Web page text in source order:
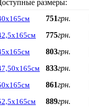
размеры:
751грн.
775грн.
803грн.
833грн.
861грн.
889грн.